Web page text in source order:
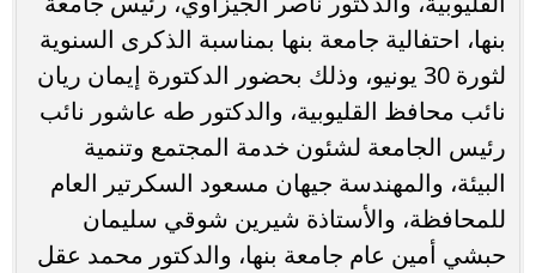
بنها، احتفالية جامعة بنها بمناسبة الذكرى السنوية
لثورة 30 يونيو، وذلك بحضور الدكتورة إيمان ريان
نائب محافظ القليوبية، والدكتور طه عاشور نائب
رئيس الجامعة لشئون خدمة المجتمع وتنمية
البيئة، والمهندسة جيهان مسعود السكرتير العام
للمحافظة، والأستاذة شيرين شوقي سليمان
حبشي أمين عام جامعة بنها، والدكتور محمد عقل